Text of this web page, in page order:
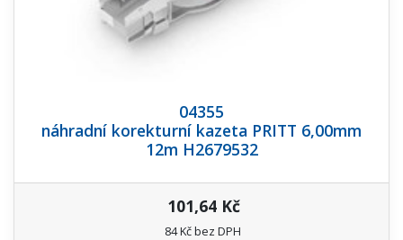
04355
náhradní korekturní kazeta PRITT 6,00mm
12m H2679532
101,64 Kč
84 Kč bez DPH